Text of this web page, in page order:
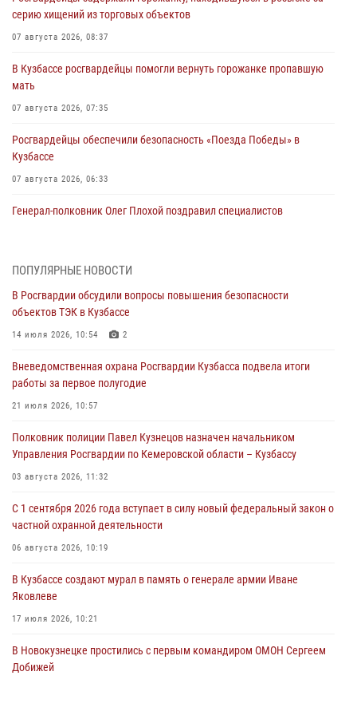
серию хищений из торговых объектов
07 августа 2026, 08:37
В Кузбассе росгвардейцы помогли вернуть горожанке пропавшую
мать
07 августа 2026, 07:35
Росгвардейцы обеспечили безопасность «Поезда Победы» в
Кузбассе
07 августа 2026, 06:33
Генерал-полковник Олег Плохой поздравил специалистов
07 августа 2026, 05:32
С 1 сентября 2026 года вступает в силу новый федеральный закон о
частной охранной деятельности
06 августа 2026, 10:19
Росгвардейцы задержали предполагаемого виновника причинения
ножевого ранения кемеровчанину
06 августа 2026, 09:18
Росгвардейцы задержали мужчину, повредившего имущество
горожанки
06 августа 2026, 08:17
Росгвардейцы пресекли противоправные действия и защитили
новокузнечанку от агрессивного знакомого
06 августа 2026, 07:16
ПОПУЛЯРНЫЕ НОВОСТИ
В Росгвардии обсудили вопросы повышения безопасности
объектов ТЭК в Кузбассе
14 июля 2026, 10:54 2
Вневедомственная охрана Росгвардии Кузбасса подвела итоги
работы за первое полугодие
21 июля 2026, 10:57
Полковник полиции Павел Кузнецов назначен начальником
Управления Росгвардии по Кемеровской области – Кузбассу
03 августа 2026, 11:32
С 1 сентября 2026 года вступает в силу новый федеральный закон о
частной охранной деятельности
06 августа 2026, 10:19
В Кузбассе создают мурал в память о генерале армии Иване
Яковлеве
17 июля 2026, 10:21
В Новокузнецке простились с первым командиром ОМОН Сергеем
Добижей